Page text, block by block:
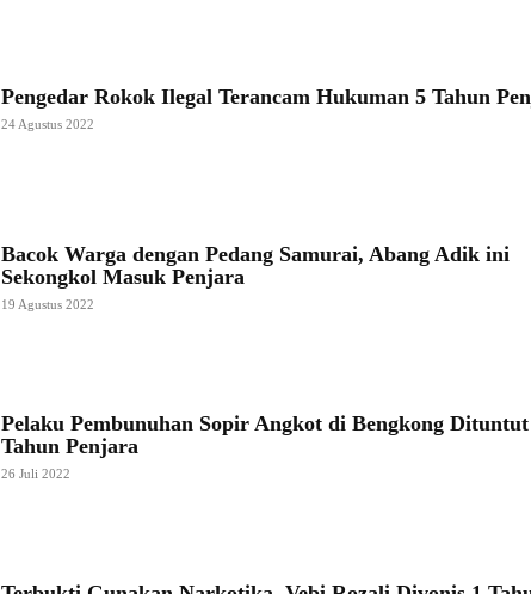
Pengedar Rokok Ilegal Terancam Hukuman 5 Tahun
24 Agustus 2022
Bacok Warga dengan Pedang Samurai, Abang Adik ini
Sekongkol Masuk Penjara
19 Agustus 2022
Pelaku Pembunuhan Sopir Angkot di Bengkong
Tahun Penjara
26 Juli 2022